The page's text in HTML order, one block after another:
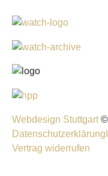
Webdesign Stuttgart ©
Datenschutzerklärung
Vertrag widerrufen